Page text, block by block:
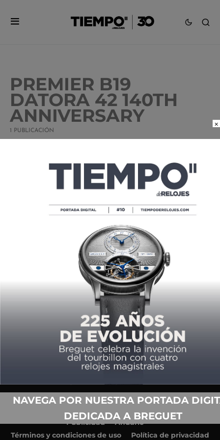
PREMIER B19
DATORA 42 140TH
ANNIVERSARY
1 PUBLICACIÓN
¡BOOM! BREITLING LANZA SU
CRONÓGRAFO CON CALENDARIO
MANUEL MARTINEZ 08/30/2024
COPYRIGHT ©2026,
TIEMPO DE RELOJES.
TODOS LOS DERECHOS
RESERVADOS.
Publicidad
Anuario
Términos y condiciones de uso
Política de privacidad
×
NAVEGA POR NUESTRA PORTADA
DEDICADA A BREGUET